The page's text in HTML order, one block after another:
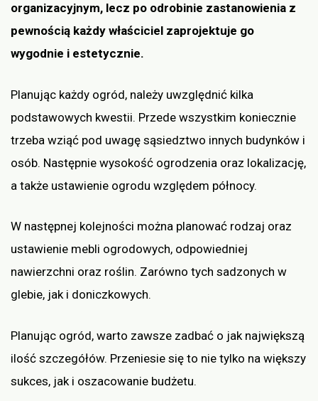
organizacyjnym, lecz po odrobinie zastanowienia z
pewnością każdy właściciel zaprojektuje go
wygodnie i estetycznie.
Planując każdy ogród, należy uwzględnić kilka
podstawowych kwestii. Przede wszystkim koniecznie
trzeba wziąć pod uwagę sąsiedztwo innych budynków i
osób. Następnie wysokość ogrodzenia oraz lokalizację,
a także ustawienie ogrodu względem północy.
W następnej kolejności można planować rodzaj oraz
ustawienie mebli ogrodowych, odpowiedniej
nawierzchni oraz roślin. Zarówno tych sadzonych w
glebie, jak i doniczkowych.
Planując ogród, warto zawsze zadbać o jak największą
ilość szczegółów. Przeniesie się to nie tylko na większy
sukces, jak i oszacowanie budżetu.